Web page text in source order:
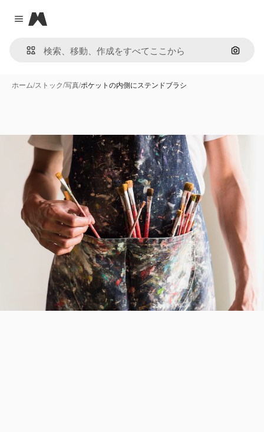
Close menu
Magnific
画像で
ホーム/ストック/写真/ポケットの内側にステンドブラシ